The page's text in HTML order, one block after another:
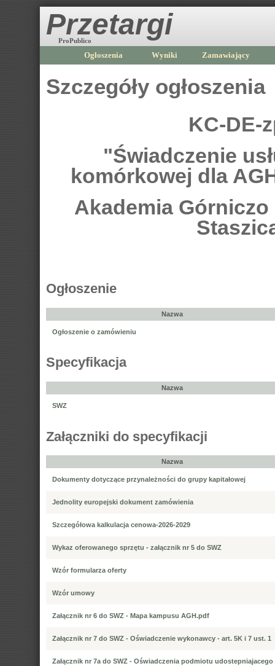
Przetargi
ProPublico
Ogłoszenia Wyniki Zamawiający
Szczegóły ogłoszenia
KC-DE-
"Świadczenie
komórkowej dla
Akademia Górniczo
Ogłoszenie
Nazwa
Ogłoszenie o zamówieniu
Specyfikacja
Nazwa
SWZ
Załączniki do specyfikacji
Nazwa
Dokumenty dotyczące przynależności do grupy kapitałowej
Jednolity europejski dokument zamówienia
Szczegółowa kalkulacja cenowa-2026-2029
Wykaz oferowanego sprzętu - załącznik nr 5 do SWZ
Wzór formularza oferty
Wzór umowy
Załącznik nr 6 do SWZ - Mapa kampusu AGH.pdf
Załącznik nr 7 do SWZ - Oświadczenie wykonawcy - art. 5K i 7 ust. 1
Załącznik nr 7a do SWZ - Oświadczenia podmiotu udostepniajacego